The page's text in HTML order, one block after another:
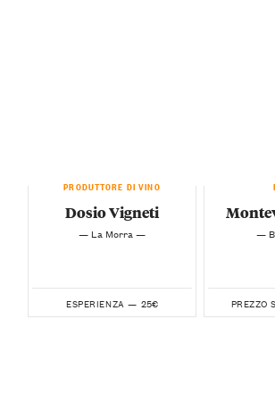
PRODUTTORE DI VINO
Dosio Vigneti
— La Morra —
ESPERIENZA — 25€
—
PREZZO